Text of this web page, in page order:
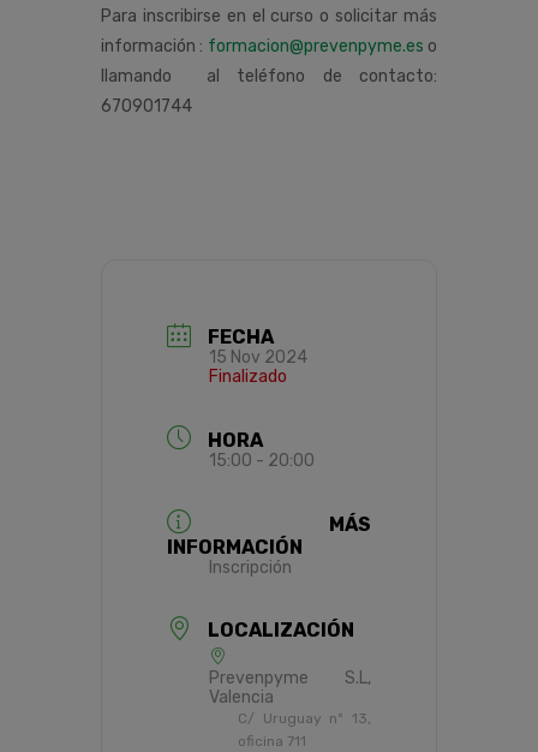
Para inscribirse en el curso o solicitar más
información : formacion@prevenpyme.es o
llamando al teléfono de contacto:
670901744
FECHA
15 Nov 2024
Finalizado
HORA
15:00 - 20:00
MÁS
INFORMACIÓN
Inscripción
LOCALIZACIÓN
Prevenpyme S.L,
Valencia
C/ Uruguay nº 13,
oficina 711